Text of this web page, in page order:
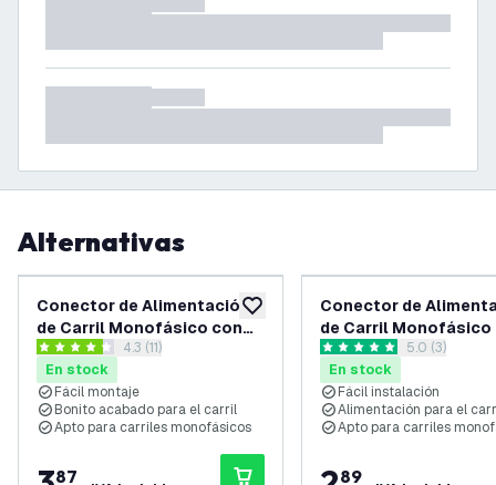
Alternativas
añadir a lista de deseos
Conector de Alimentación
de Carril Monofásico con
Placa de Cubierta - Negro
abrir el panel de reseñas
4.3 estrellas de puntuación
4.3 (11)
En stock
Fácil montaje
Bonito acabado para el carril
Apto para carriles monofásicos
87
Conector de
de Carril Monofásico
Blanco abrir el panel
5 estrellas de puntuación
5.0 (3)
En stock
Fácil instalación
Alimentación para el
Apto para carriles
89